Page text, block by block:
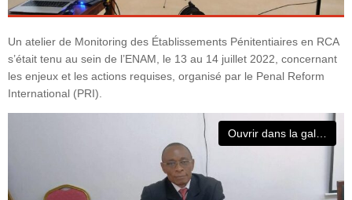
Un atelier de Monitoring des Établissements Pénitentiaires en RCA
s’était tenu au sein de l’ENAM, le 13 au 14 juillet 2022, concernant
les enjeux et les actions requises, organisé par le Penal Reform
International (PRI).
Ouvrir dans la galerie